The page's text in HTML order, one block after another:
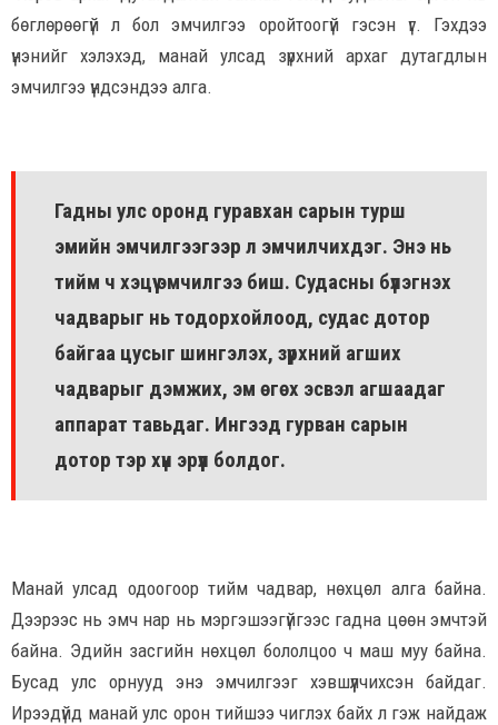
бөглөрөөгүй л бол эмчилгээ оройтоогүй гэсэн үг. Гэхдээ
үнэнийг хэлэхэд, манай улсад зүрхний архаг дутагдлын
эмчилгээ үндсэндээ алга.
Гадны улс оронд гуравхан сарын турш
эмийн эмчилгээгээр л эмчилчихдэг. Энэ нь
тийм ч хэцүү эмчилгээ биш. Судасны бүлэгнэх
чадварыг нь тодорхойлоод, судас дотор
байгаа цусыг шингэлэх, зүрхний агших
чадварыг дэмжих, эм өгөх эсвэл агшаадаг
аппарат тавьдаг. Ингээд гурван сарын
дотор тэр хүн эрүүл болдог.
Манай улсад одоогоор тийм чадвар, нөхцөл алга байна.
Дээрээс нь эмч нар нь мэргэшээгүйгээс гадна цөөн эмчтэй
байна. Эдийн засгийн нөхцөл бололцоо ч маш муу байна.
Бусад улс орнууд энэ эмчилгээг хэвшүүлчихсэн байдаг.
Ирээдүйд манай улс орон тийшээ чиглэх байх л гэж найдаж